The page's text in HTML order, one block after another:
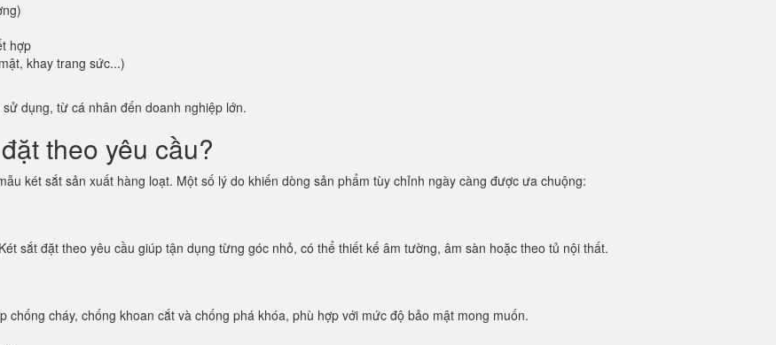
hợp
khay trang sức...)
dụng, từ cá nhân đến doanh nghiệp lớn.
theo yêu cầu?
két sắt sản xuất hàng loạt. Một số lý do khiến dòng sản phẩm tùy chỉnh ngày càng được ưa chuộng:
sắt đặt theo yêu cầu giúp tận dụng từng góc nhỏ, có thể thiết kế âm tường, âm sàn hoặc theo tủ nội thất.
cháy, chống khoan cắt và chống phá khóa, phù hợp với mức độ bảo mật mong muốn.